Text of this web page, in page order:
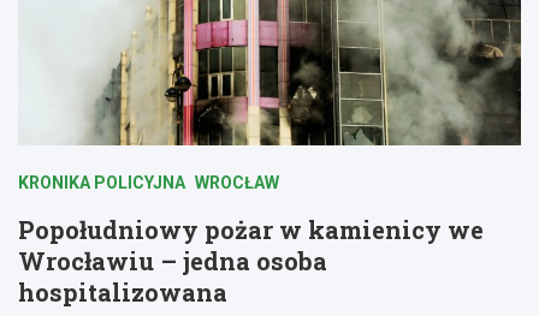
KRONIKA POLICYJNA WROCŁAW
Popołudniowy pożar w kamienicy we
Wrocławiu – jedna osoba
hospitalizowana